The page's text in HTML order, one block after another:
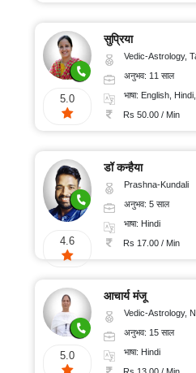
5.0
सुप्रिया
Vedic-Astrology, Tarot-Reading, Numerology,
अनुभव: 11 साल
भाषा: English,
Rs 50.00 / Min
4.6
डॉ कन्हैया
Prashna-Kundali
अनुभव: 5 साल
भाषा: Hindi
Rs 17.00 / Min
5.0
आचार्य मंजू
Vedic-Astrology, Numerology, Vasthu,
अनुभव: 15 साल
भाषा: Hindi
Rs 13.00 / Min